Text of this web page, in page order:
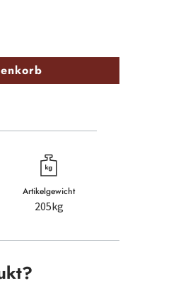
Artikelgewicht
205kg